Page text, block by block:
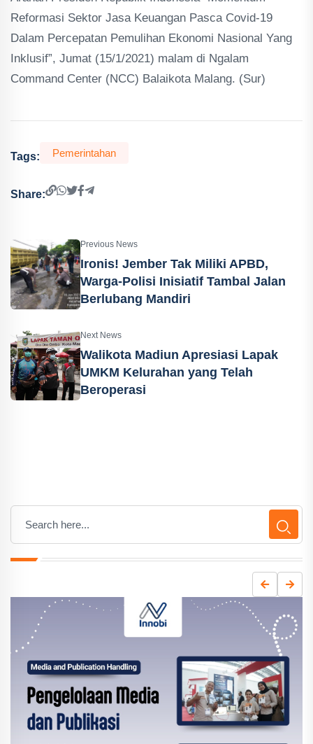
Reformasi Sektor Jasa Keuangan Pasca Covid-19
Dalam Percepatan Pemulihan Ekonomi Nasional Yang
Inklusif”, Jumat (15/1/2021) malam di Ngalam
Command Center (NCC) Balaikota Malang. (Sur)
Tags: Pemerintahan
Share:
Previous News
Ironis! Jember Tak Miliki APBD,
Warga-Polisi Inisiatif Tambal Jalan
Berlubang Mandiri
Next News
Walikota Madiun Apresiasi Lapak
UMKM Kelurahan yang Telah
Beroperasi